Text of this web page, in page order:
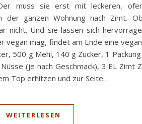
muss sie erst mit leckeren,
ganzen Wohnung nach Zimt.
nicht. Und sie lassen sich
vegan mag, findet am Ende eine
500 g Mehl, 140 g Zucker, 1
(je nach Geschmack), 3 EL Zimt
Top erhitzen und zur Seite…
WEITERLESEN